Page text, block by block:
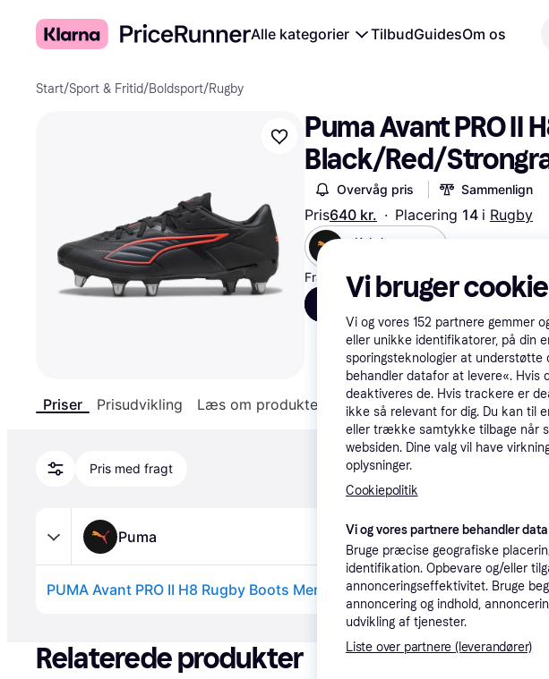
Alle kategorier TilbudGuidesOm os
Start/Sport & Fritid/Boldsport/Rugby
Puma Avant PRO II
Black/Red/
Overvåg pris Sammenlign
Pris640 kr. · Placering 14 i Rugby
Køb hos
Fra 213 kr./md. med
Prøv
Priser Prisudvikling Læs om produktet Specifikationer
Pris med fragt
Puma
PUMA Avant PRO II H8 Rugby Boots Men, Shoes, Black/Red/Strongray, 40
Relaterede produkter
Vi bruger
Vi og vores 152 partnere gemmer
eller unikke identifikatorer, på din
sporingsteknologier at
behandler datafor at levere«.
deaktiveres de. Hvis trackere er
ikke så relevant for dig. Du kan til
eller trække samtykke tilbage når
websiden. Dine valg vil have
oplysninger.
Cookiepolitik
Vi og vores partnere behandler
Bruge præcise geografiske
identifikation. Opbevare og/eller
annonceringseffektivitet. Bruge
annoncering og indhold,
udvikling af tjenester.
Liste over partnere (leverandører)